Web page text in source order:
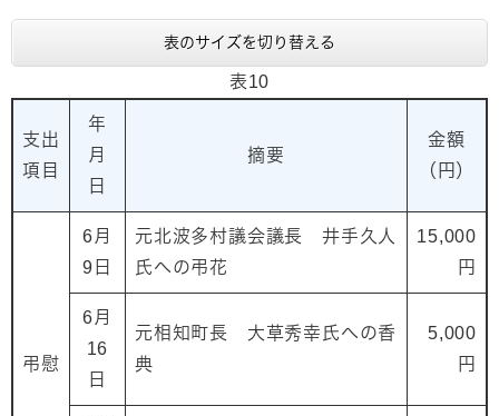
表のサイズを切り替える
表10
支出
項目
年
月
日
摘要
金額
（円）
弔慰
6月
9日
元北波多村議会議長 井手久人
氏への弔花
15,000
円
6月
16
日
元相知町長 大草秀幸氏への香
典
5,000
円